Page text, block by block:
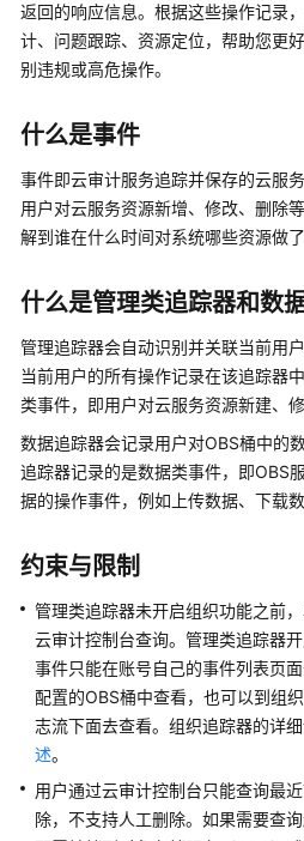
绍
计
说
明
快
速
用
户
指
南
最
佳
践
API
参
考
SDK
参
考
常
返回的响应信息。根据这些操作记录
计、问题跟踪、资源定位，帮助您更
别违规或高危操作。
什么是事件
事件即云审计服务追踪并保存的云服
用户对云服务资源新增、修改、删除
解到谁在什么时间对系统哪些资源做了
什么是管理类追踪器和数
管理追踪器会自动识别并关联当前用
当前用户的所有操作记录在该追踪器
类事件，即用户对云服务资源新建、
数据追踪器会记录用户对OBS桶中的
追踪器记录的是数据类事件，即OBS
据的操作事件，例如上传数据、下载数
约束与限制
管理类追踪器未开启组织功能之前
云审计控制台查询。管理类追踪器
事件只能在账号自己的事件列表页
配置的OBS桶中查看，也可以到组
志流下面去查看。组织追踪器的详
述。
用户通过云审计控制台只能查询最
除，不支持人工删除。如果需要查